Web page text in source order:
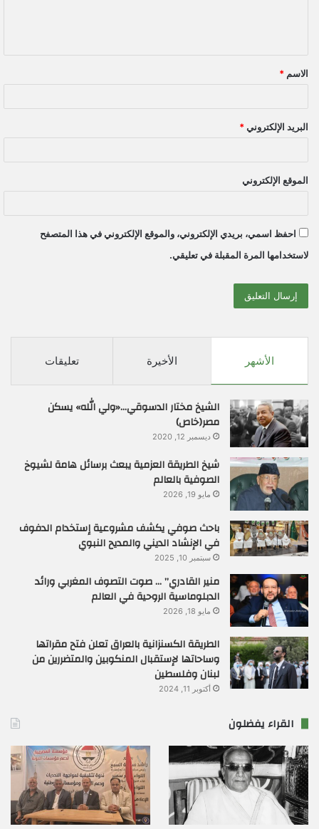
ق
*
الاسم *
البريد الإلكتروني *
الموقع الإلكتروني
احفظ اسمي، بريدي الإلكتروني، والموقع الإلكتروني في هذا المتصفح
لاستخدامها المرة المقبلة في تعليقي.
الأشهر الأخيرة تعليقات
الشيخ مختار الدسوقي…«ولي الله» يسكن
مصر(خاص)
ديسمبر 12, 2020
شيخ الطريقة العزمية يبعث برسائل هامة لشيوخ
الصوفية بالعالم
مايو 19, 2026
باحث صوفي يكشف مشروعية إستخدام الدفوف
في الإنشاد الديني والمديح النبوي
سبتمبر 10, 2025
منير القادري” … صوت التصوف المغربي ورائد
الدبلوماسية الروحية في العالم
مايو 18, 2026
الطريقة الكسنزانية بالعراق تعلن فتح مقراتها
وساحاتها لإستقبال المنكوبين والمتضررين من
لبنان وفلسطين
أكتوبر 11, 2024
القراء يفضلون